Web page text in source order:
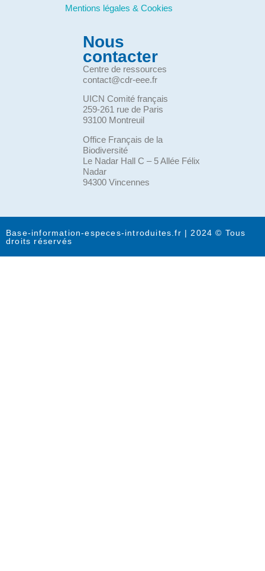
Mentions légales & Cookies
Nous
contacter
Centre de ressources
contact@cdr-eee.fr
UICN Comité français
259-261 rue de Paris
93100 Montreuil
Office Français de la
Biodiversité
Le Nadar Hall C – 5 Allée Félix
Nadar
94300 Vincennes
Base-information-especes-introduites.fr | 2024 © Tous
droits réservés